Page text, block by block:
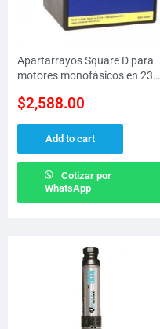
Apartarrayos Square D para
motores monofásicos en 230
$2,588.00
Add to cart
Cotizar por
WhatsApp